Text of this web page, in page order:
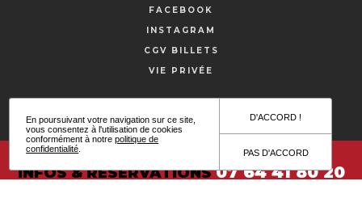
FACEBOOK
INSTAGRAM
CGV BILLETS
VIE PRIVÉE
INFOS & RÉSERVATIONS07 64 41 80 20
En poursuivant votre navigation sur ce site,
vous consentez à l'utilisation de cookies
conformément à notrepolitique de
confidentialité
D'ACCORD !
PAS D'ACCORD